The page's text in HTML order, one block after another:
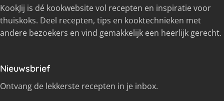
KookJij is dé kookwebsite vol recepten en inspiratie voor
thuiskoks. Deel recepten, tips en kooktechnieken met
andere bezoekers en vind gemakkelijk een heerlijk gerecht.
Nieuwsbrief
Ontvang de lekkerste recepten in je inbox.